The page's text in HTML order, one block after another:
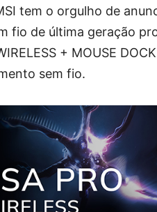
tem o orgulho de
fio de última geração
+ MOUSE
sem fio.